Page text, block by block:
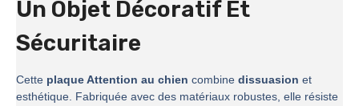
Un Objet Décoratif Et
Sécuritaire
Cette plaque Attention au chien combine dissuasion et
esthétique. Fabriquée avec des matériaux robustes, elle résiste